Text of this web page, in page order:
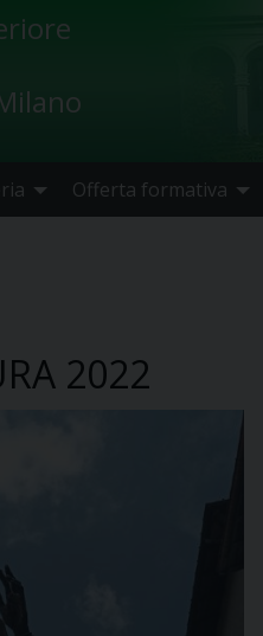
Offerta formativa
2022